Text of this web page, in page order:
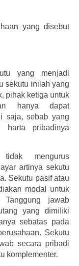
yang disebut
yang menjadi
sekutu inilah yang
pihak ketiga untuk
hanya dapat
saja, sebab yang
harta pribadinya
tidak mengurus
artinya sekutu
Sekutu pasif atau
modal untuk
Tanggung jawab
yang dimiliki
sebatas pada
Sekutu
secara pribadi
komplementer.